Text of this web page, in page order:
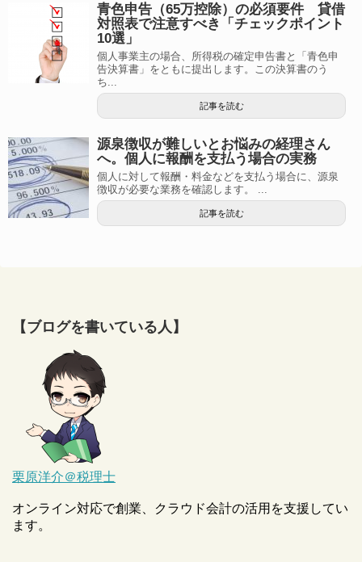
青色申告（65万控除）の必須要件 貸借
対照表で注意すべき「チェックポイント
10選」
個人事業主の場合、所得税の確定申告書と「青色申
告決算書」をともに提出します。この決算書のう
ち...
記事を読む
源泉徴収が難しいとお悩みの経理さん
へ。個人に報酬を支払う場合の実務
個人に対して報酬・料金などを支払う場合に、源泉
徴収が必要な業務を確認します。 ...
記事を読む
【ブログを書いている人】
栗原洋介＠税理士
オンライン対応で創業、クラウド会計の活用を支援してい
ます。